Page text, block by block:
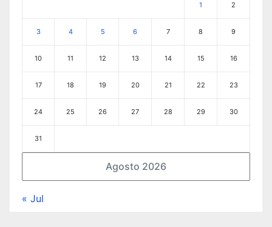
Agosto 2026
1 2
3 4 5 6 7 8 9
10 11 12 13 14 15 16
17 18 19 20 21 22 23
24 25 26 27 28 29 30
31
« Jul